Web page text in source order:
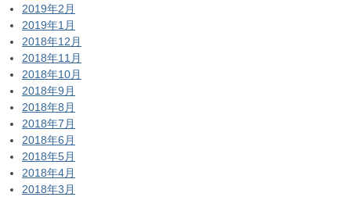
2019年2月
2019年1月
2018年12月
2018年11月
2018年10月
2018年9月
2018年8月
2018年7月
2018年6月
2018年5月
2018年4月
2018年3月